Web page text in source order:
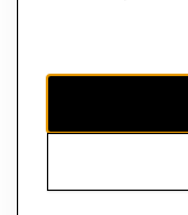
CAMBIAR REGIÓN